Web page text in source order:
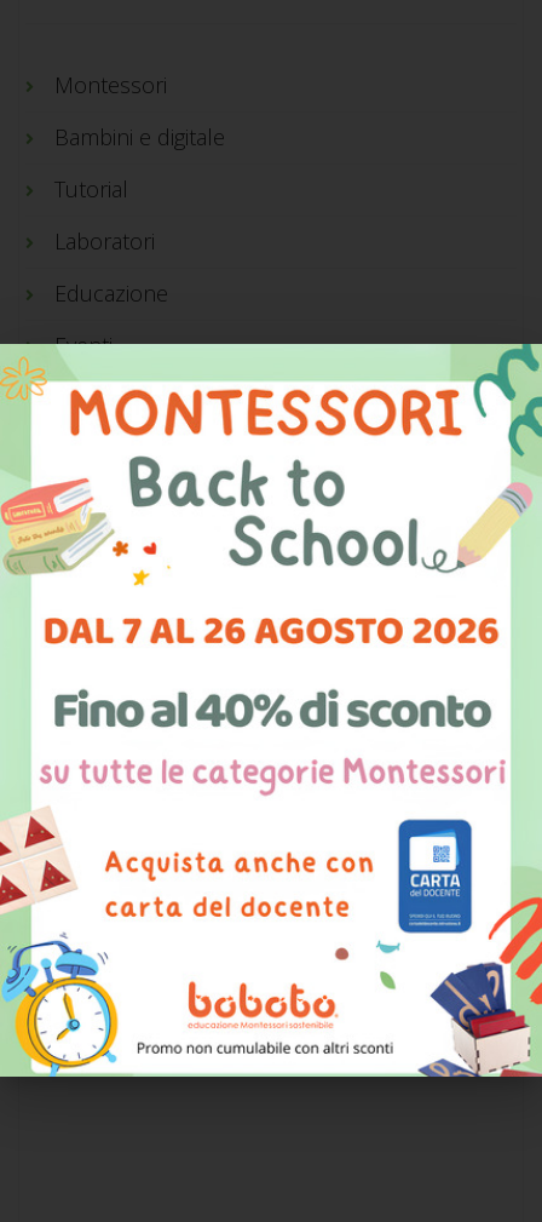
Montessori
Bambini e digitale
Tutorial
Laboratori
Educazione
Eventi
Mandala delle tabelline IN SCONTO